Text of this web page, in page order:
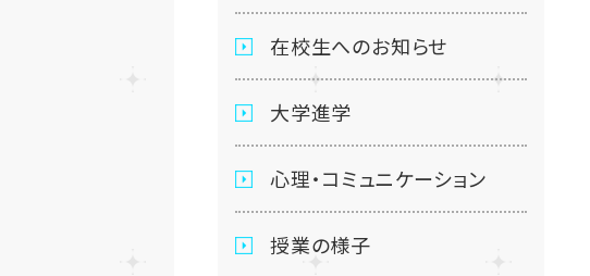
在校生へのお知らせ
大学進学
心理・コミュニケーション
授業の様子